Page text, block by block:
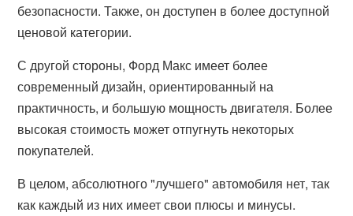
безопасности. Также, он доступен в более доступной
ценовой категории.
С другой стороны, Форд Макс имеет более
современный дизайн, ориентированный на
практичность, и большую мощность двигателя. Более
высокая стоимость может отпугнуть некоторых
покупателей.
В целом, абсолютного "лучшего" автомобиля нет, так
как каждый из них имеет свои плюсы и минусы.